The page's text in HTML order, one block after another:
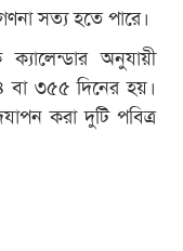
সত্য হতে পারে।
অনুযায়ী
বা ৩৫৫ দিনের হয়।
করা দুটি পবিত্র